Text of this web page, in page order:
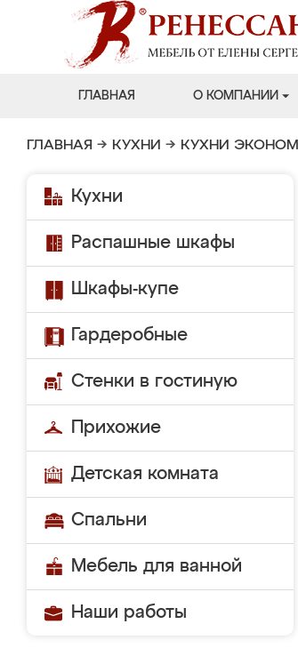
ГЛАВНАЯ О КОМПАНИИ
ГЛАВНАЯ → КУХНИ → КУХНИ ЭКОНОМ
Кухни
Распашные шкафы
Шкафы-купе
Гардеробные
Стенки в гостиную
Прихожие
Детская комната
Спальни
Мебель для ванной
Наши работы